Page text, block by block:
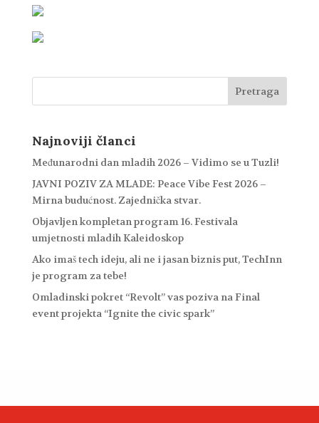
Najnoviji članci
Međunarodni dan mladih 2026 – Vidimo se u Tuzli!
JAVNI POZIV ZA MLADE: Peace Vibe Fest 2026 –
Mirna budućnost. Zajednička stvar.
Objavljen kompletan program 16. Festivala
umjetnosti mladih Kaleidoskop
Ako imaš tech ideju, ali ne i jasan biznis put, TechInn
je program za tebe!
Omladinski pokret “Revolt” vas poziva na Final
event projekta “Ignite the civic spark”